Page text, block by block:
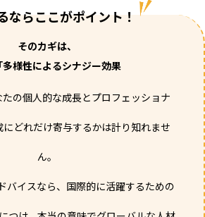
ならここがポイント！
そのカギは、
様性によるシナジー効果
の個人的な成長とプロフェッショナ
どれだけ寄与するかは計り知れませ
ん。
バイスなら、国際的に活躍するための